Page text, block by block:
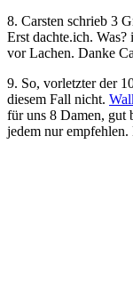
8. Carsten schrieb 3
Erst dachte.ich. Was?
vor Lachen. Danke
9. So, vorletzter der
diesem Fall nicht.
für uns 8 Damen, gut
jedem nur